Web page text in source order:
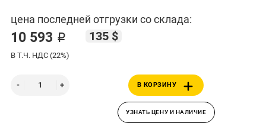
цена последней отгрузки со склада:
10 593 ₽ 135 $
В Т.Ч. НДС (22%)
В КОРЗИНУ
УЗНАТЬ ЦЕНУ И НАЛИЧИЕ